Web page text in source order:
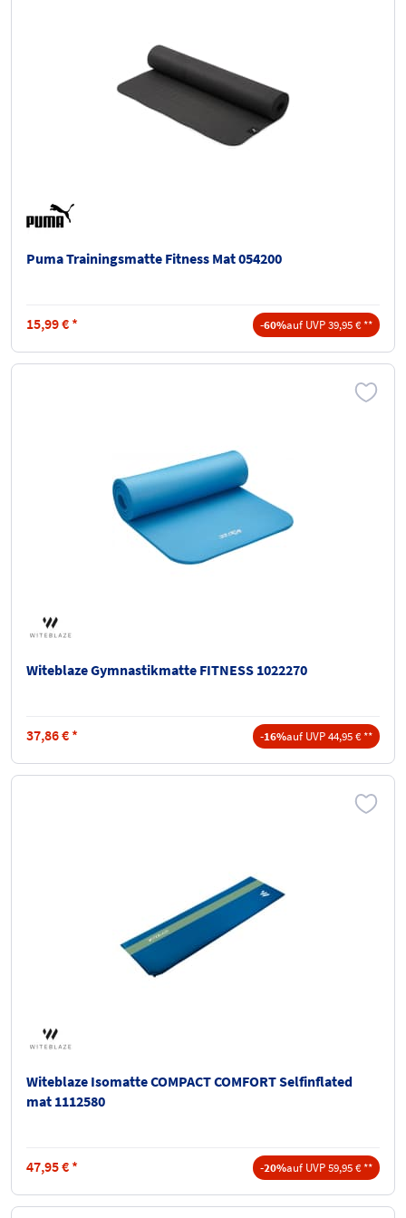
Puma Trainingsmatte Fitness Mat 054200
15,99€ * -60%auf UVP 39,95 € **
Witeblaze Gymnastikmatte FITNESS 1022270
37,86€ * -16%auf UVP 44,95 € **
Witeblaze Isomatte COMPACT COMFORT Selfinflated
mat 1112580
47,95€ * -20%auf UVP 59,95 € **